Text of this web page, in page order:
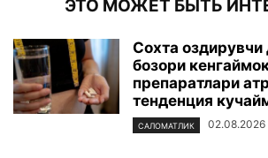
ЭТО МОЖЕТ БЫТЬ
Сохта оздирувчи
бозори
препаратлари
тенденция
САЛОМАТЛИК 02.08.2026